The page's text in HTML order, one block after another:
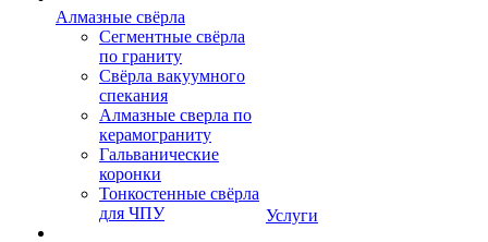
Алмазные свёрла
Сегментные свёрла
по граниту
Свёрла вакуумного
спекания
Алмазные сверла по
керамограниту
Гальванические
коронки
Тонкостенные свёрла
для ЧПУ
Услуги